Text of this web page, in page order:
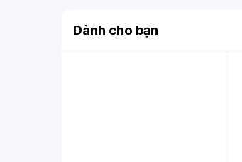
Dành cho bạn